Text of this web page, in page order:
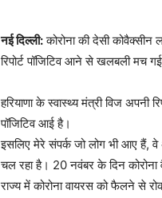
नई दिल्ली:कोरोना की देसी कोवैक्सीन
रिपोर्ट पॉजिटिव आने से खलबली मच
हरियाणा के स्वास्थ्य मंत्री विज अपनी
पॉजिटिव आई है।
इसलिए मेरे संपर्क जो लोग भी आए हैं,
चल रहा है। 20 नवंबर के दिन
राज्य में कोरोना वायरस को फैलने से